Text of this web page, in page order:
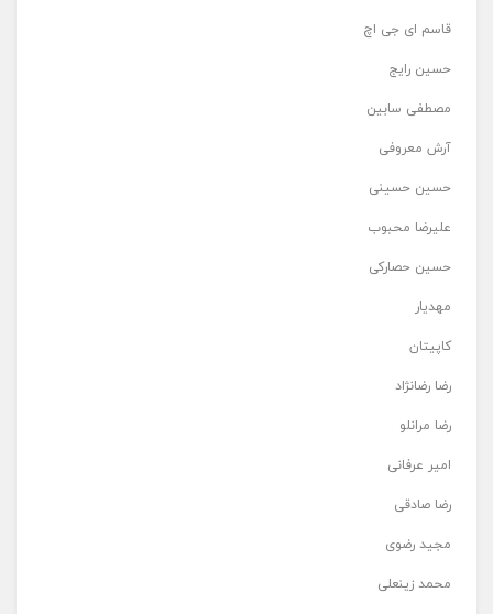
قاسم ای جی اچ
حسین رایج
مصطفی سابین
آرش معروفی
حسین حسینی
علیرضا محبوب
حسین حصارکی
مهدیار
کاپیتان
رضا رضانژاد
رضا مرانلو
امیر عرفانی
رضا صادقی
مجید رضوی
محمد زینعلی